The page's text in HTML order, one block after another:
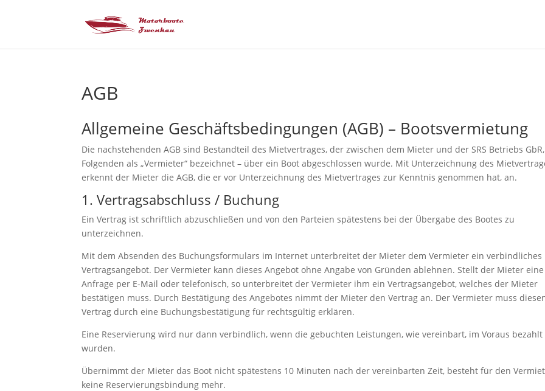
AGB
Allgemeine Geschäftsbedingungen (AGB) – Bootsvermietung
Die nachstehenden AGB sind Bestandteil des Mietvertrages, der zwischen dem Mieter und der SRS Betriebs
Folgenden als „Vermieter“ bezeichnet – über ein Boot abgeschlossen wurde. Mit Unterzeichnung des
erkennt der Mieter die AGB, die er vor Unterzeichnung des Mietvertrages zur Kenntnis genommen hat, an.
1. Vertragsabschluss / Buchung
Ein Vertrag ist schriftlich abzuschließen und von den Parteien spätestens bei der Übergabe des Bootes zu
unterzeichnen.
Mit dem Absenden des Buchungsformulars im Internet unterbreitet der Mieter dem Vermieter ein verbindliches
Vertragsangebot. Der Vermieter kann dieses Angebot ohne Angabe von Gründen ablehnen. Stellt der Mieter eine
Anfrage per E-Mail oder telefonisch, so unterbreitet der Vermieter ihm ein Vertragsangebot, welches der Mieter
bestätigen muss. Durch Bestätigung des Angebotes nimmt der Mieter den Vertrag an. Der Vermieter muss
Vertrag durch eine Buchungsbestätigung für rechtsgültig erklären.
Eine Reservierung wird nur dann verbindlich, wenn die gebuchten Leistungen, wie vereinbart, im Voraus bezahlt
wurden.
Übernimmt der Mieter das Boot nicht spätestens 10 Minuten nach der vereinbarten Zeit, besteht für den
keine Reservierungsbindung mehr.